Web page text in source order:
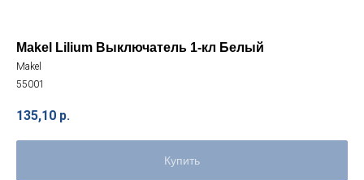
Makel Lilium Выключатель 1-кл Белый
Makel
55001
135,10 р.
Купить